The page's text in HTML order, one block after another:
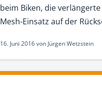
beim Biken, die
Mesh-Einsatz auf der
16. Juni 2016von Jürgen Wetzstein